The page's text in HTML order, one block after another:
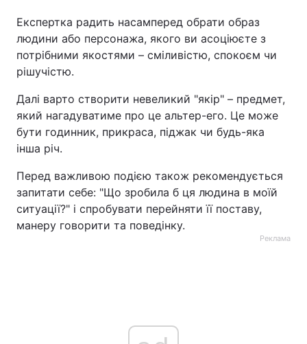
Експертка радить насамперед обрати образ
людини або персонажа, якого ви асоціюєте з
потрібними якостями – сміливістю, спокоєм чи
рішучістю.
Далі варто створити невеликий "якір" – предмет,
який нагадуватиме про це альтер-его. Це може
бути годинник, прикраса, піджак чи будь-яка
інша річ.
Перед важливою подією також рекомендується
запитати себе: "Що зробила б ця людина в моїй
ситуації?" і спробувати перейняти її поставу,
манеру говорити та поведінку.
Реклама